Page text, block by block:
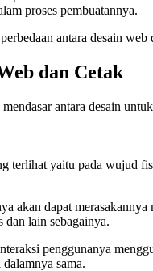
proses pembuatannya.
antara desain
dan Cetak
antara desain
terlihat yaitu pada wujud
akan dapat
dan lain sebagainya.
penggunanya
sama.